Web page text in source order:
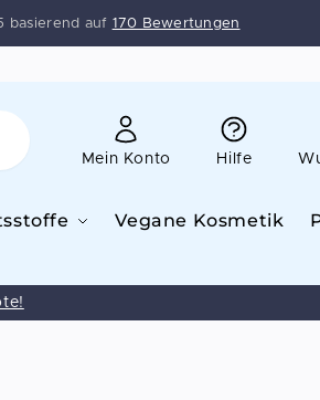
basierend auf 170 Bewertungen
Mein Konto Hilfe
Vegane Kosmetik